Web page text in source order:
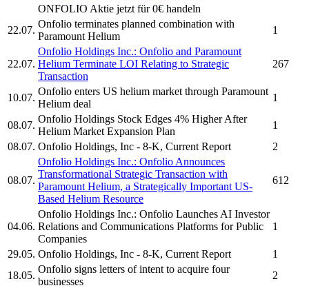
ONFOLIO Aktie jetzt für 0€ handeln
22.07.
Onfolio terminates planned combination with
Paramount Helium
1
22.07.
Onfolio Holdings Inc.: Onfolio and Paramount
Helium Terminate LOI Relating to Strategic
Transaction
267
10.07.
Onfolio enters US helium market through Paramount
Helium deal
1
08.07.
Onfolio Holdings Stock Edges 4% Higher After
Helium Market Expansion Plan
1
08.07. Onfolio Holdings, Inc - 8-K, Current Report 2
08.07.
Onfolio Holdings Inc.: Onfolio Announces
Transformational Strategic Transaction with
Paramount Helium, a Strategically Important US-
Based Helium Resource
612
04.06.
Onfolio Holdings Inc.: Onfolio Launches AI Investor
Relations and Communications Platforms for Public
Companies
1
29.05. Onfolio Holdings, Inc - 8-K, Current Report
1
18.05.
Onfolio signs letters of intent to acquire four
businesses
2